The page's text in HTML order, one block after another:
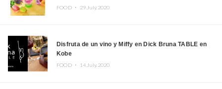
FOOD ・ 29.July.2020
Disfruta de un vino y Miffy en Dick Bruna TABLE en
Kobe
FOOD ・ 14.July.2020